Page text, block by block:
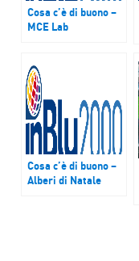
Cosa c’è di buono –
MCE Lab
Cosa c’è di buono –
Alberi di Natale